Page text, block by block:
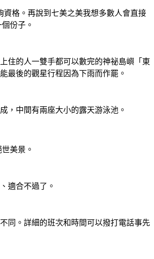
格。再說到七美之美我想多數人會直接
份子。
住的人一雙手都可以數完的神祕島嶼「東
最後的觀星行程因為下雨而作罷。
，中間有兩座大小的露天游泳池。
美景。
適合不過了。
同。詳細的班次和時間可以撥打電話事先